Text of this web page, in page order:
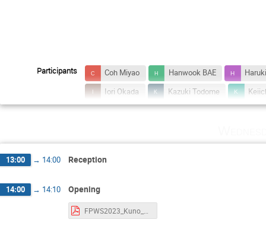
Participants Coh Miyao Hanwook BAE
Iori Okada
Kazuki Todome
Masato Mizutori
Michele Aversano
Yu Nakazawa
Yuk Kei Kong
亮
公志 塩見
正樹 梁
臣之輔 加藤
13:00 → 14:00 Reception
14:00 → 14:10 Opening